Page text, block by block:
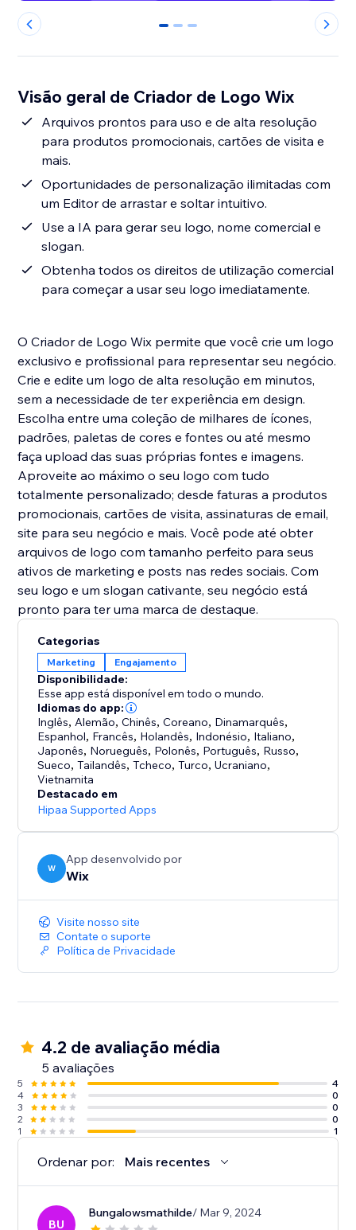
0 1 2
Visão geral de Criador de Logo Wix
Arquivos prontos para uso e de alta resolução
para produtos promocionais, cartões de visita e
mais.
Oportunidades de personalização ilimitadas com
um Editor de arrastar e soltar intuitivo.
Use a IA para gerar seu logo, nome comercial e
slogan.
Obtenha todos os direitos de utilização comercial
para começar a usar seu logo imediatamente.
O Criador de Logo Wix permite que você crie um logo
exclusivo e profissional para representar seu negócio.
Crie e edite um logo de alta resolução em minutos,
sem a necessidade de ter experiência em design.
Escolha entre uma coleção de milhares de ícones,
padrões, paletas de cores e fontes ou até mesmo
faça upload das suas próprias fontes e imagens.
Aproveite ao máximo o seu logo com tudo
totalmente personalizado; desde faturas a produtos
promocionais, cartões de visita, assinaturas de email,
site para seu negócio e mais. Você pode até obter
arquivos de logo com tamanho perfeito para seus
ativos de marketing e posts nas redes sociais. Com
seu logo e um slogan cativante, seu negócio está
Categorias
Marketing Engajamento
Disponibilidade:
Esse app está disponível em todo o mundo.
Idiomas do app:
Inglês, Alemão,Chinês,Coreano, Dinamarquês,
Espanhol, Francês, Holandês, Indonésio, Italiano,
Japonês, Norueguês, Polonês, Português, Russo,
Sueco,Tailandês,Tcheco,Turco,Ucraniano,
Vietnamita
Destacado em
Hipaa Supported Apps
W
App desenvolvido por
Wix
Visite nosso site
Contate o suporte
Política de Privacidade
4.2 de avaliação média
5 avaliações
5
4
4
0
3
0
2
0
1
1
Ordenar por: Mais recentes
BU
Bungalowsmathilde/ Mar 9, 2024